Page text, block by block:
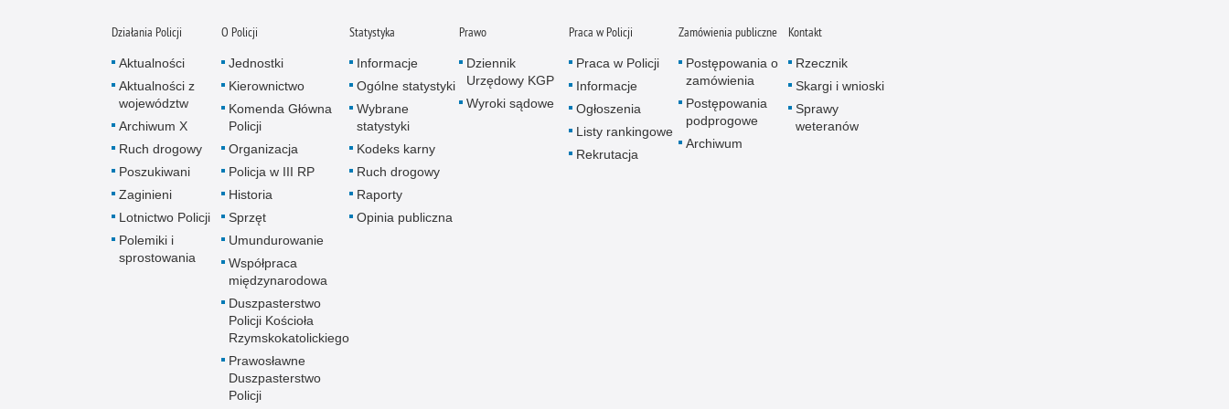
Ofiarni i odważni
Opinia publiczna
Oszustwa
Pedofilia, pornografia dziecięca
Działania Policji
Aktualności
Aktualności z
województw
Archiwum X
Ruch drogowy
Poszukiwani
Zaginieni
Lotnictwo Policji
Polemiki i
sprostowania
O Policji
Jednostki
Kierownictwo
Komenda Główna
Policji
Organizacja
Policja w III RP
Historia
Sprzęt
Umundurowanie
Współpraca
międzynarodowa
Duszpasterstwo
Policji Kościoła
Rzymskokatolickiego
Prawosławne
Duszpasterstwo
Policji
Statystyka
Informacje
Ogólne statystyki
Wybrane
statystyki
Kodeks karny
Ruch drogowy
Raporty
Opinia publiczna
Prawo
Dziennik
Urzędowy KGP
Wyroki sądowe
Praca w Policji
Praca w Policji
Informacje
Ogłoszenia
Listy rankingowe
Rekrutacja
Zamówienia publiczne
Postępowania o
zamówienia
Postępowania
podprogowe
Archiwum
Kontakt
Rzecznik
Skargi i wnioski
Sprawy
weteranów